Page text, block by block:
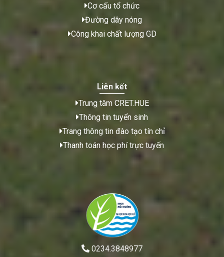
Cơ cấu tổ chức
Đường dây nóng
Công khai chất lượng GD
Liên kết
Trung tâm CRET.HUE
Thông tin tuyển sinh
Trang thông tin đào tạo tín chỉ
Thanh toán học phí trực tuyến
0234.3848977